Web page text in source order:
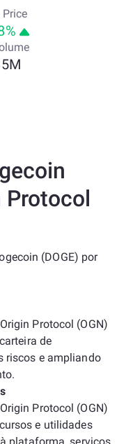
Price
Protocol
(DOGE) por
Protocol (OGN)
de
riscos e ampliando
Protocol (OGN)
e utilidades